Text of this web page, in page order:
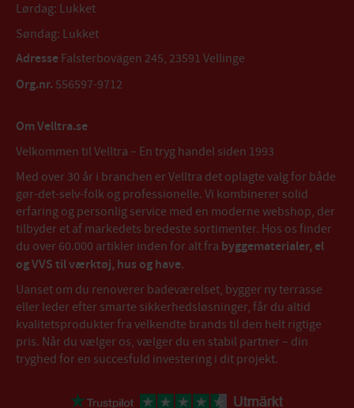
Lørdag: Lukket
Søndag: Lukket
Adresse Falsterbovägen 245, 23591 Vellinge
Org.nr. 556597-9712
Om Velltra.se
Velkommen til Velltra – En tryg handel siden 1993
Med over 30 år i branchen er Velltra det oplagte valg for både
gør-det-selv-folk og professionelle. Vi kombinerer solid
erfaring og personlig service med en moderne webshop, der
tilbyder et af markedets bredeste sortimenter. Hos os finder
du over 60.000 artikler inden for alt fra byggematerialer, el
og VVS til værktøj, hus og have.
Uanset om du renoverer badeværelset, bygger ny terrasse
eller leder efter smarte sikkerhedsløsninger, får du altid
kvalitetsprodukter fra velkendte brands til den helt rigtige
pris. Når du vælger os, vælger du en stabil partner – din
tryghed for en succesfuld investering i dit projekt.